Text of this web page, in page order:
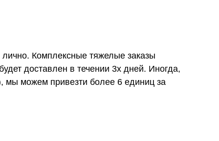
Комплексные тяжелые заказы
доставлен в течении 3х дней. Иногда,
мы можем привезти более 6 единиц за